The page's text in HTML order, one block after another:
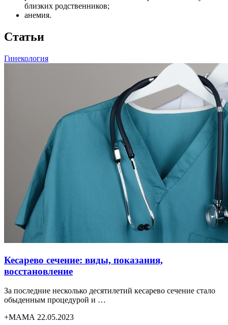
близких родственников;
анемия.
Статьи
Гинекология
Кесарево сечение: виды, показания,
восстановление
За последние несколько десятилетий кесарево сечение стало
обыденным процедурой и …
+МАМА 22.05.2023